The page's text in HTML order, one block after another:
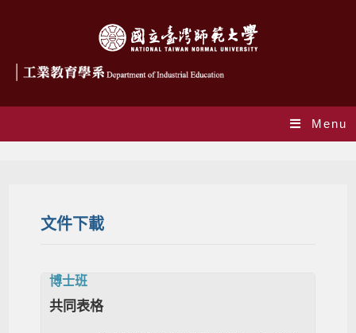
Menu
文件下載
博士班
共同表格